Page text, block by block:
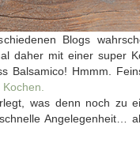
Blogs
daher mit einer super
Balsamico! Hmmm.
was denn noch zu
Angelegenheit…